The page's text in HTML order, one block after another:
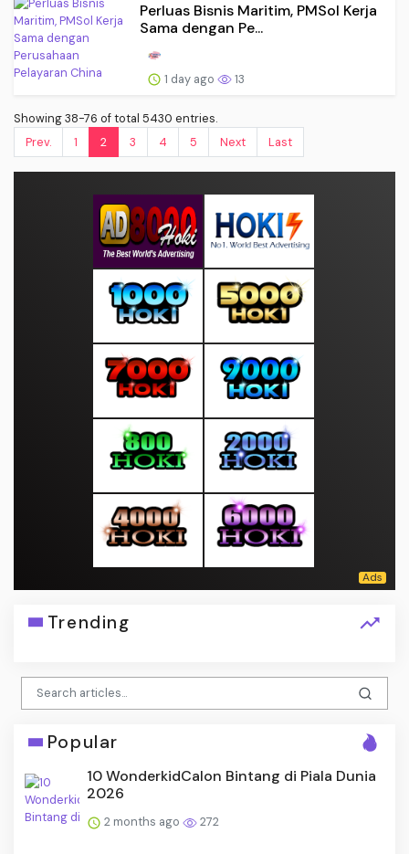
Perluas Bisnis Maritim, PMSol Kerja
Sama dengan Pe...
1 day ago 13
Showing 38-76 of total 5430 entries.
Prev.
1 2 3 4 5 Next Last
Trending
Popular
10 WonderkidCalon Bintang di Piala Dunia
2026
2 months ago 272